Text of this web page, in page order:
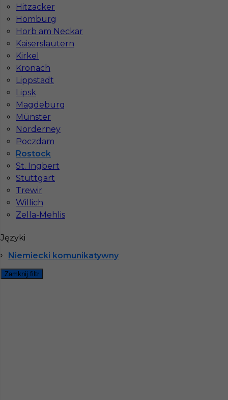
Hitzacker
Homburg
Horb am Neckar
Kaiserslautern
Kirkel
Kronach
Lippstadt
Lipsk
Magdeburg
Münster
Norderney
Poczdam
Rostock
St. Ingbert
Stuttgart
Trewir
Willich
Zella-Mehlis
Języki
Niemiecki komunikatywny
Zamknij filtr
Praca dla Malarza w Niemczech - Rostock
Kategoria
Lokalizacja
Wymagane języki
Stawka 12 - € / h
1
Znaleziono 2 wyników